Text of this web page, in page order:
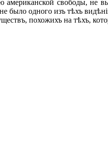
свободы, не
было одного изъ тѣхъ
похожихъ на тѣхъ,